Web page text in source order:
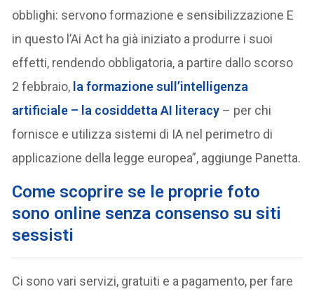
obblighi: servono formazione e sensibilizzazione E
in questo l’Ai Act ha già iniziato a produrre i suoi
effetti, rendendo obbligatoria, a partire dallo scorso
2 febbraio, la formazione sull’intelligenza
artificiale – la cosiddetta AI literacy – per chi
fornisce e utilizza sistemi di IA nel perimetro di
applicazione della legge europea”, aggiunge Panetta.
Come scoprire se le proprie foto
sono online senza consenso su siti
sessisti
Ci sono vari servizi, gratuiti e a pagamento, per fare